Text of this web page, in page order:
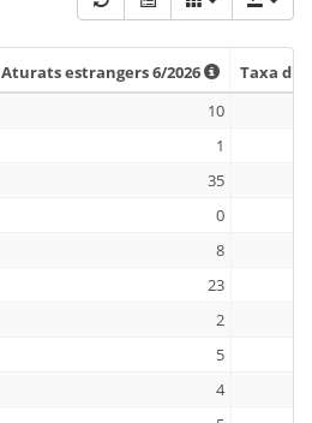
Aturats estrangers 6/2026 Taxa
Aturats estrangers 6/2026
Taxa
10
1
35
0
8
23
2
5
4